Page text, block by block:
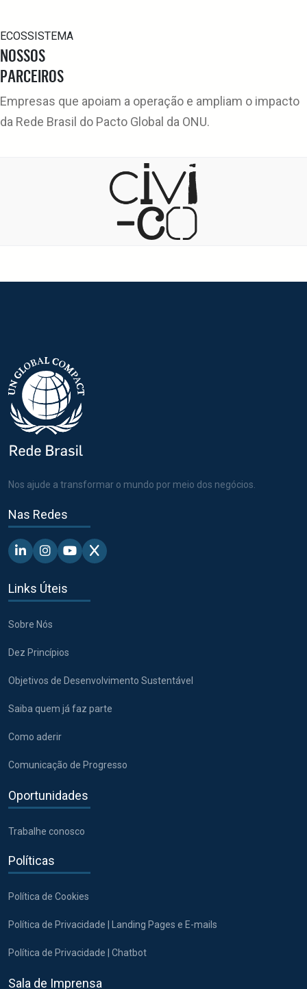
ECOSSISTEMA
NOSSOS
PARCEIROS
Empresas que apoiam a operação e ampliam o impacto
da Rede Brasil do Pacto Global da ONU.
Nos ajude a transformar o mundo por meio dos negócios.
Nas Redes
Linkedin - Pacto Global BR
Instagram - Pacto Global BR
Youtube - Pacto Global BR
X - Pacto Global BR
Links Úteis
Sobre Nós
Dez Princípios
Objetivos de Desenvolvimento Sustentável
Saiba quem já faz parte
Como aderir
Comunicação de Progresso
Oportunidades
Trabalhe conosco
Políticas
Política de Cookies
Política de Privacidade | Landing Pages e E-mails
Política de Privacidade | Chatbot
Sala de Imprensa